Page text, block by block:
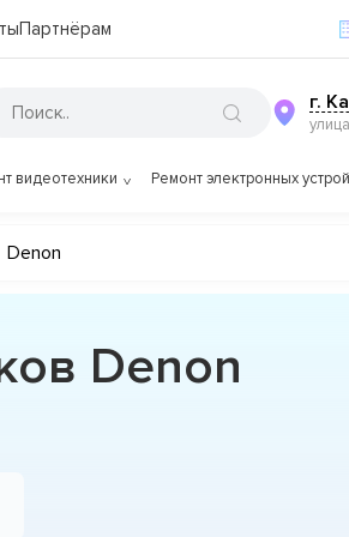
Партнёрам
г.
видеотехники Ремонт электронных
Denon
Denon